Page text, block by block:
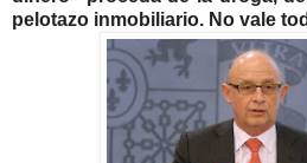
pelotazo inmobiliario. No vale